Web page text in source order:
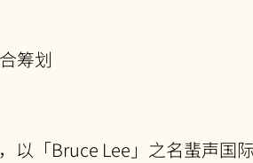
筹划
以「Bruce Lee」之名蜚声国